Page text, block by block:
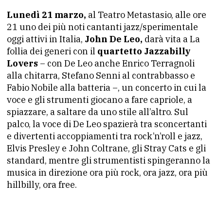
Lunedì 21 marzo, al Teatro Metastasio, alle ore
21 uno dei più noti cantanti jazz/sperimentale
oggi attivi in Italia, John De Leo, darà vita a La
follia dei generi con il quartetto Jazzabilly
Lovers – con De Leo anche Enrico Terragnoli
alla chitarra, Stefano Senni al contrabbasso e
Fabio Nobile alla batteria –, un concerto in cui la
voce e gli strumenti giocano a fare capriole, a
spiazzare, a saltare da uno stile all’altro. Sul
palco, la voce di De Leo spazierà tra sconcertanti
e divertenti accoppiamenti tra rock’n’roll e jazz,
Elvis Presley e John Coltrane, gli Stray Cats e gli
standard, mentre gli strumentisti spingeranno la
musica in direzione ora più rock, ora jazz, ora più
hillbilly, ora free.